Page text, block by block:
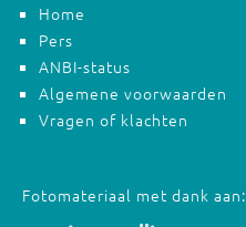
Home
Pers
ANBI-status
Algemene voorwaarden
Vragen of klachten
Fotomateriaal met dank aan: